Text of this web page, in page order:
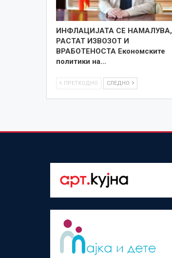
ИНФЛАЦИЈАТА СЕ НАМАЛУВА,
РАСТАТ ИЗВОЗОТ И
ВРАБОТЕНОСТА Економските
политики на…
ПРЕТХОДНО СЛЕДНО